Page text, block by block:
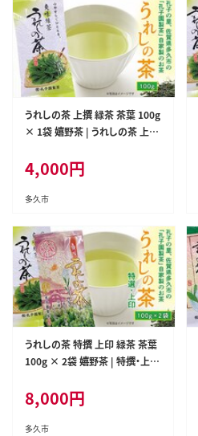
うれしの茶 上撰 緑茶 茶葉 100g
× 1袋 嬉野茶 | うれしの茶 上撰
4,000円
多久市
うれしの茶 特撰 上印 緑茶 茶葉
100g × 2袋 嬉野茶 | 特撰・上印
8,000円
多久市